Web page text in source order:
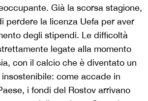
Già la scorsa stagione,
perdere la licenza Uefa per aver
degli stipendi. Le difficoltà
legate alla momento
con il calcio che è diventato un
come accade in
i fondi del Rostov arrivano